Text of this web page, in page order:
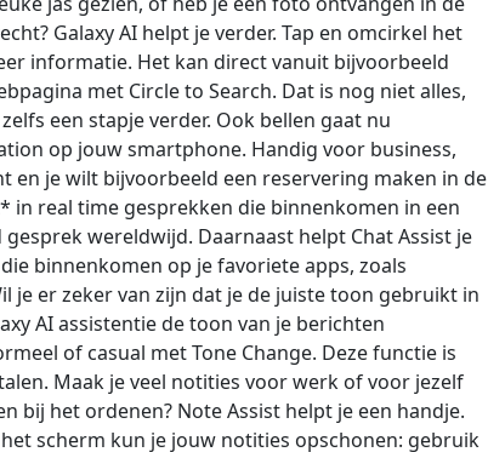
Galaxy AI helpt je verder. Tap en omcirkel het
informatie. Het kan direct vanuit bijvoorbeeld
met Circle to Search. Dat is nog niet alles,
een stapje verder. Ook bellen gaat nu
op jouw smartphone. Handig voor business,
en je wilt bijvoorbeeld een reservering maken in de
in real time gesprekken die binnenkomen in een
wereldwijd. Daarnaast helpt Chat Assist je
binnenkomen op je favoriete apps, zoals
je er zeker van zijn dat je de juiste toon gebruikt in
AI assistentie de toon van je berichten
of casual met Tone Change. Deze functie is
Maak je veel notities voor werk of voor jezelf
bij het ordenen? Note Assist helpt je een handje.
scherm kun je jouw notities opschonen: gebruik